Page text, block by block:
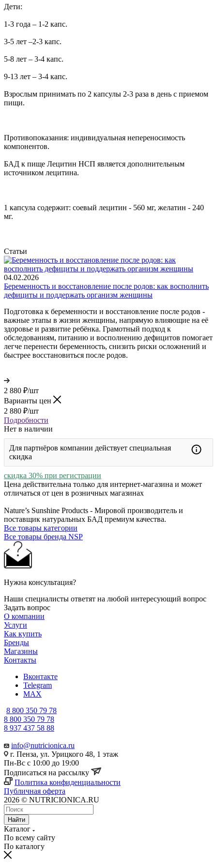
Дети:
1-3 года – 1-2 капс.
3-5 лет –2-3 капс.
5-8 лет – 3-4 капс.
9-13 лет – 3-4 капс.
Взрослым принимать по 2 капсулы 2-3 раза в день с приемом
пищи.
Противопоказания: индивидуальная непереносимость
компонентов.
БАД к пище Лецитин НСП является дополнительным
источником лецитина.
1 капсула содержит: соевый лецитин - 560 мг, желатин - 240
мг.
Статьи
04.02.2026
Беременность и восстановление после родов: как восполнить
дефициты и поддержать организм женщины
Подготовка к беременности и восстановление после родов -
важные этапы в жизни женщины, напрямую влияющие на её
здоровье и развитие ребёнка. Грамотный подход к
обследованиям, питанию и восполнению дефицитов помогает
легче перенести беременность, снизить риски осложнений и
быстрее восстановиться после родов.
2 880 ₽/шт
Варианты цен
2 880 ₽/шт
Подробности
Нет в наличии
Для партнёров компании действует специальная
скидка
скидка 30% при регистрации
Цена действительна только для интернет-магазина и может
отличаться от цен в розничных магазинах
Nature’s Sunshine Products - Мировой производитель и
поставщик натуральных БАД премиум качества.
Все товары категории
Все товары бренда NSP
Нужна консультация?
Наши специалисты ответят на любой интересующий вопрос
Задать вопрос
О компании
Услуги
Как купить
Бренды
Магазины
Контакты
Вконтакте
Telegram
MAX
8 800 350 79 78
8 800 350 79 78
8 937 437 58 88
info@nutricionica.ru
г. Пенза, ул. Урицкого 48, 1 этаж
Пн-Вс с 10:00 до 19:00
Подписаться на рассылку
Политика конфиденциальности
Публичная оферта
2026 © NUTRICIONICA.RU
Найти
Каталог
По всему сайту
По каталогу